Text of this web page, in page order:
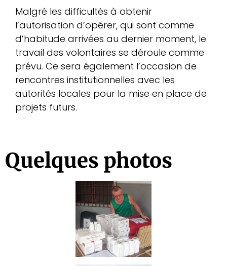
Malgré les difficultés à obtenir
l’autorisation d’opérer, qui sont comme
d’habitude arrivées au dernier moment, le
travail des volontaires se déroule comme
prévu. Ce sera également l’occasion de
rencontres institutionnelles avec les
autorités locales pour la mise en place de
projets futurs.
Quelques photos